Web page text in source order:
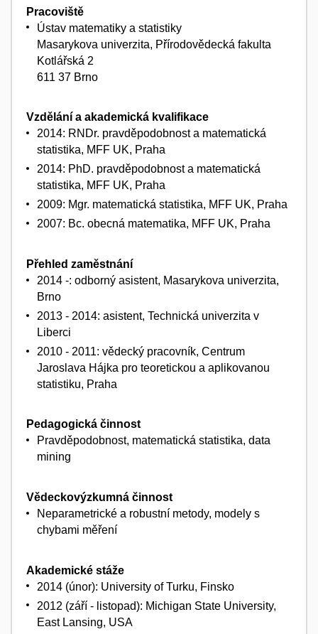
Pracoviště
Ústav matematiky a statistiky
Masarykova univerzita, Přírodovědecká fakulta
Kotlářská 2
611 37 Brno
Vzdělání a akademická kvalifikace
2014: RNDr. pravděpodobnost a matematická
statistika, MFF UK, Praha
2014: PhD. pravděpodobnost a matematická
statistika, MFF UK, Praha
2009: Mgr. matematická statistika, MFF UK, Praha
2007: Bc. obecná matematika, MFF UK, Praha
Přehled zaměstnání
2014 -: odborný asistent, Masarykova univerzita,
Brno
2013 - 2014: asistent, Technická univerzita v
Liberci
2010 - 2011: vědecký pracovník, Centrum
Jaroslava Hájka pro teoretickou a aplikovanou
statistiku, Praha
Pedagogická činnost
Pravděpodobnost, matematická statistika, data
mining
Vědeckovýzkumná činnost
Neparametrické a robustní metody, modely s
chybami měření
Akademické stáže
2014 (únor): University of Turku, Finsko
2012 (září - listopad): Michigan State University,
East Lansing, USA